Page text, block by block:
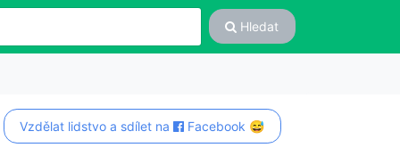
Hledat
Vzdělat lidstvo a sdílet na Facebook 😅